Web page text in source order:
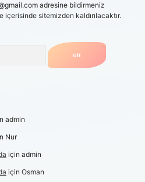
adresine bildirmeniz
sitemizden kaldırılacaktır.
admin
Nur
için admin
için Osman